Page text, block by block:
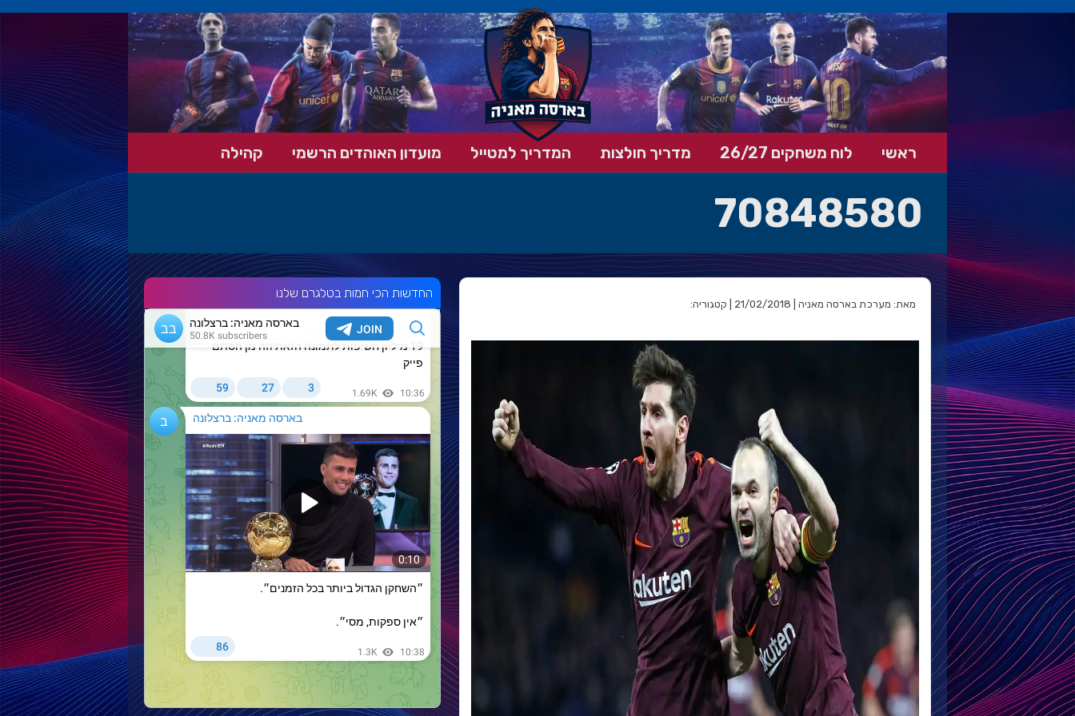
ראשי לוח משחקים 26/27 מדריך חולצות המדריך למטייל מועדון האוהדים הרשמי קהילה
70848580
מאת: מערכת בארסה מאניה | 21/02/2018 | קטגוריה:
החדשות הכי חמות בטלגרם שלנו